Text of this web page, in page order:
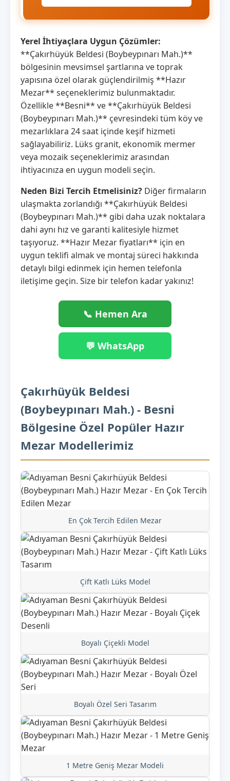
Yerel İhtiyaçlara Uygun Çözümler:
**Çakırhüyük Beldesi (Boybeypınarı Mah.)**
bölgesinin mevsimsel şartlarına ve toprak
yapısına özel olarak güçlendirilmiş **Hazır
Mezar** seçeneklerimiz bulunmaktadır.
Özellikle **Besni** ve **Çakırhüyük Beldesi
(Boybeypınarı Mah.)** çevresindeki tüm köy ve
mezarlıklara 24 saat içinde keşif hizmeti
sağlayabiliriz. Lüks granit, ekonomik mermer
veya mozaik seçeneklerimiz arasından
ihtiyacınıza en uygun modeli seçin.
Neden Bizi Tercih Etmelisiniz? Diğer firmaların
ulaşmakta zorlandığı **Çakırhüyük Beldesi
(Boybeypınarı Mah.)** gibi daha uzak noktalara
dahi aynı hız ve garanti kalitesiyle hizmet
taşıyoruz. **Hazır Mezar fiyatları** için en
uygun teklifi almak ve montaj süreci hakkında
detaylı bilgi edinmek için hemen telefonla
iletişime geçin. Size bir telefon kadar yakınız!
📞 Hemen Ara
💬 WhatsApp
Çakırhüyük Beldesi
(Boybeypınarı Mah.) - Besni
Bölgesine Özel Popüler Hazır
Mezar Modellerimiz
En Çok Tercih Edilen Mezar
Çift Katlı Lüks Model
Boyalı Çiçekli Model
Boyalı Özel Seri Tasarım
1 Metre Geniş Mezar Modeli